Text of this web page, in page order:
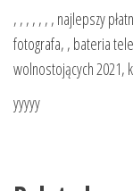
, , , , , , , najlepszy
fotografa, , bateria
wolnostojących 2021,
yyyyy